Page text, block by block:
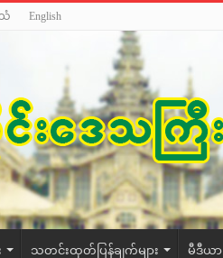
English
သတင်းထုတ်ပြန်ချက်များ မီဒီယာ